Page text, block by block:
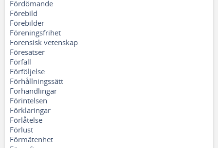
Fördömande
Förebild
Förebilder
Föreningsfrihet
Forensisk vetenskap
Föresatser
Förfall
Förföljelse
Förhållningssätt
Förhandlingar
Förintelsen
Förklaringar
Förlåtelse
Förlust
Förmätenhet